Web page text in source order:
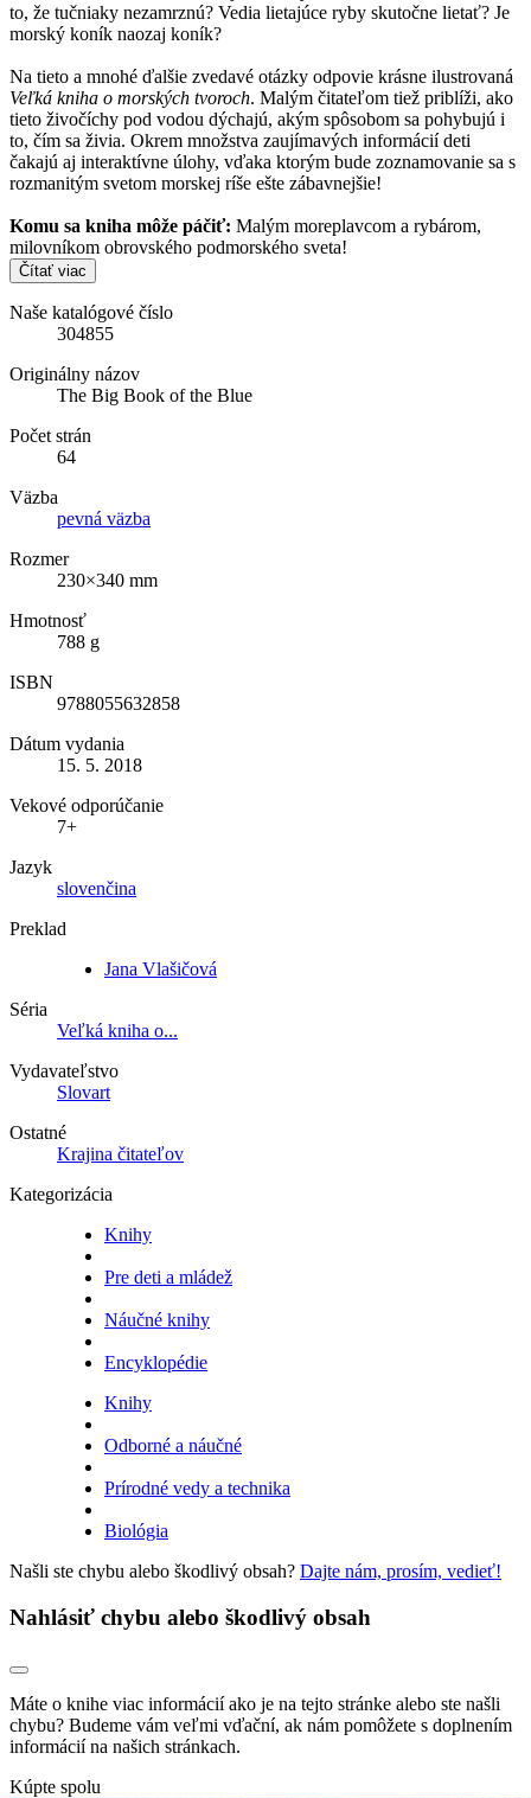
to, že tučniaky nezamrznú? Vedia lietajúce ryby skutočne lietať? Je
morský koník naozaj koník?
Na tieto a mnohé ďalšie zvedavé otázky odpovie krásne ilustrovaná
Veľká kniha o morských tvoroch. Malým čitateľom tiež priblíži, ako
tieto živočíchy pod vodou dýchajú, akým spôsobom sa pohybujú i
to, čím sa živia. Okrem množstva zaujímavých informácií deti
čakajú aj interaktívne úlohy, vďaka ktorým bude zoznamovanie sa s
rozmanitým svetom morskej ríše ešte zábavnejšie!
Komu sa kniha môže páčiť: Malým moreplavcom a rybárom,
milovníkom obrovského podmorského sveta!
Čítať viac
Naše katalógové číslo
304855
Originálny názov
The Big Book of the Blue
Počet strán
64
Väzba
pevná väzba
Rozmer
230×340 mm
Hmotnosť
788 g
ISBN
9788055632858
Dátum vydania
15. 5. 2018
Vekové odporúčanie
7+
Jazyk
slovenčina
Preklad
Jana Vlašičová
Séria
Veľká kniha o...
Vydavateľstvo
Slovart
Ostatné
Krajina čitateľov
Kategorizácia
Knihy
Pre deti a mládež
Náučné knihy
Encyklopédie
Knihy
Odborné a náučné
Prírodné vedy a technika
Biológia
Našli ste chybu alebo škodlivý obsah? Dajte nám, prosím, vedieť!
Nahlásiť chybu alebo škodlivý obsah
Máte o knihe viac informácií ako je na tejto stránke alebo ste našli
chybu? Budeme vám veľmi vďační, ak nám pomôžete s doplnením
informácií na našich stránkach.
Kúpte spolu